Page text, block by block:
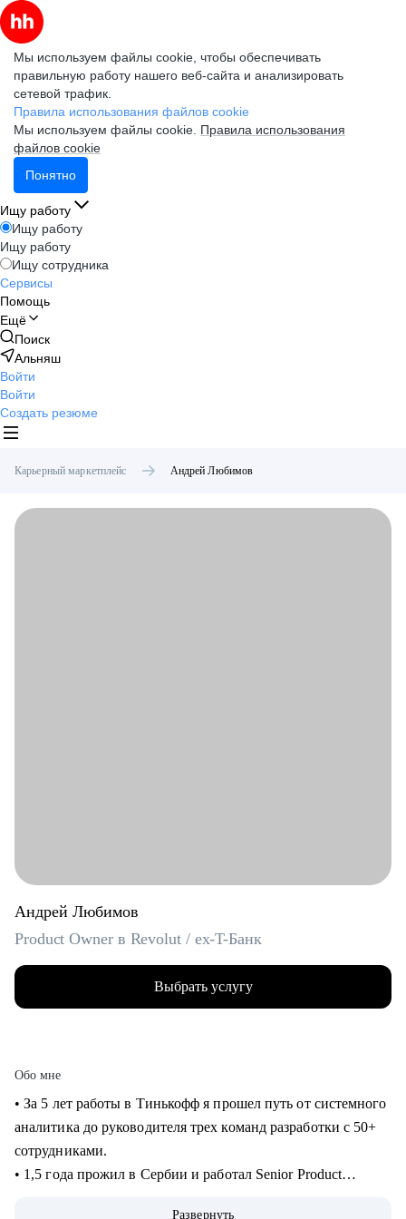
Мы используем файлы cookie, чтобы обеспечивать
правильную работу нашего веб-сайта и анализировать
сетевой трафик.
Правила использования файлов cookie
Мы используем файлы cookie. Правила использования
файлов cookie
Понятно
Ищу работу
Ищу работу
Ищу работу
Ищу сотрудника
Сервисы
Помощь
Ещё
Поиск
Альняш
Войти
Войти
Создать резюме
Карьерный маркетплейс Андрей Любимов
Андрей Любимов
Product Owner в Revolut / ex-T-Банк
Выбрать услугу
Обо мне
• За 5 лет работы в Тинькофф я прошел путь от системного
аналитика до руководителя трех команд разработки с 50+
сотрудниками.
• 1,5 года прожил в Сербии и работал Senior Product
Развернуть